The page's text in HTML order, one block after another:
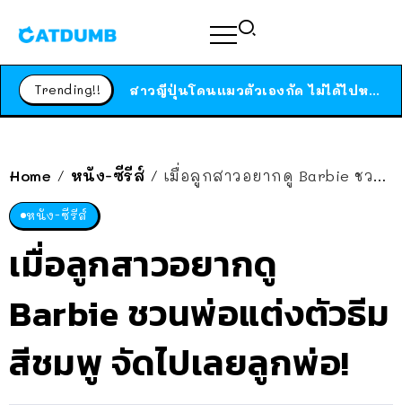
Trending!! ได้เวลาเด็กหนวดรวมตัว RF Online Next เปิดให้เล่นแล้ว เกม Sci-Fi MMORPG ระดับตำนาน เล่นได้ทั้งมือถือและ PC
Home / หนัง-ซีรีส์ / เมื่อลูกสาวอยากดู Barbie ชวนพ่อแต่งตัวธีมสีชมพู จัดไปเลยลูกพ่อ!
หนัง-ซีรีส์
เมื่อลูกสาวอยากดู
Barbie ชวนพ่อแต่งตัวธีม
สีชมพู จัดไปเลยลูกพ่อ!